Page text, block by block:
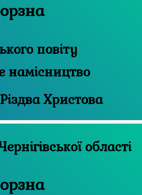
повіту
намісництво
Христова
архів Чернігівської області